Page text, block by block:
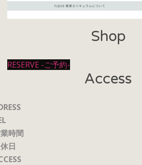
Shop
RESERVE -ご予約-
Access
時間
日